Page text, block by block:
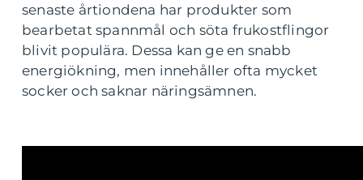
senaste årtiondena har produkter som
bearbetat spannmål och söta frukostflingor
blivit populära. Dessa kan ge en snabb
energiökning, men innehåller ofta mycket
socker och saknar näringsämnen.